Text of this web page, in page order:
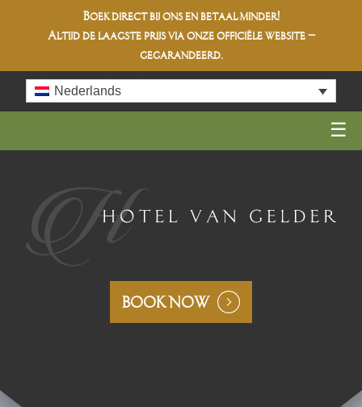
Boek direct bij ons en betaal minder!
Altijd delaagste prijsvia onze officiële website –
gegarandeerd.
BOOK NOW
Nederlands